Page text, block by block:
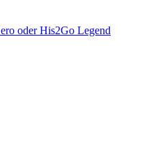
oder His2Go Legend